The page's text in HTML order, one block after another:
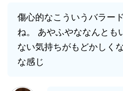
傷心的なこういうバラー
ね。 あやふやななんとも
ない気持ちがもどかしく
な感じ